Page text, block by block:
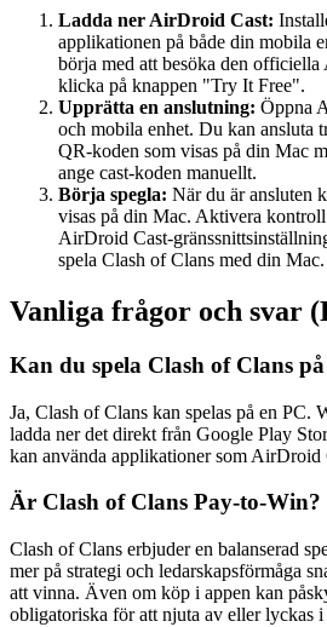
Ladda ner AirDroid Cast:
applikationen på både din mobila
börja med att besöka den
klicka på knappen "Try It Free".
Upprätta en anslutning: Öppna
och mobila enhet. Du kan ansluta
QR-koden som visas på din Mac
ange cast-koden manuellt.
Börja spegla: När du är ansluten
visas på din Mac. Aktivera
AirDroid Cast-
spela Clash of Clans med din Mac.
Vanliga frågor och svar
Kan du spela Clash of Clans
Ja, Clash of Clans kan spelas på en PC.
ladda ner det direkt från Google Play
kan använda applikationer som AirDroid
Är Clash of Clans Pay-to-Win?
Clash of Clans erbjuder en balanserad
mer på strategi och ledarskapsförmåga
att vinna. Även om köp i appen kan
obligatoriska för att njuta av eller lyckas i